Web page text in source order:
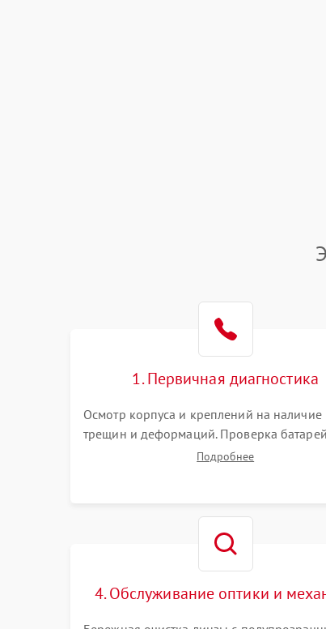
1. Первичная диагностика
Осмотр корпуса и креплений на наличие
трещин и деформаций. Проверка
отсека, контактов и работы излучателя.
Подробнее
4. Обслуживание оптики и